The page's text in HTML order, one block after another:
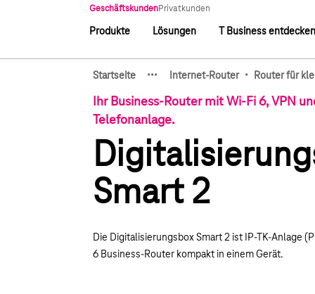
GeschäftskundenPrivatkunden
Hauptnavigation
Produkte Lösungen T Business entdecken
Startseite ··· Internet-Router · Router für
Ihr Business-Router mit Wi-Fi 6, VPN
Telefonanlage.
Smart 2
Die Digitalisierungsbox Smart 2 ist IP-TK-Anlage
6 Business-Router kompakt in einem Gerät.